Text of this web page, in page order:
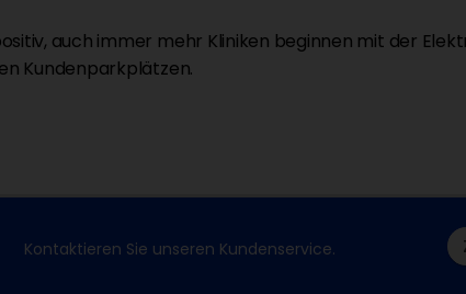
auch immer mehr Kliniken beginnen mit der
Kundenparkplätzen.
Kontaktieren Sie unseren Kundenservice.